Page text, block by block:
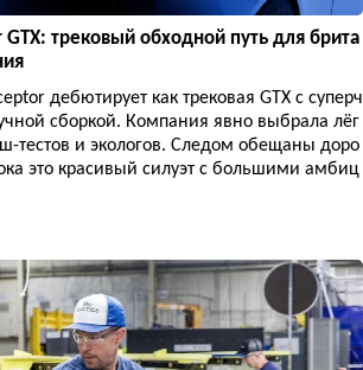
трековый обходной путь для брита
дебютирует как трековая GTX с суперч
сборкой. Компания явно выбрала лёг
тестов и экологов. Следом обещаны доро
это красивый силуэт с большими амбиц